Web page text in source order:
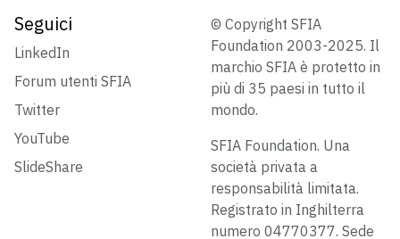
Seguici
LinkedIn
Forum utenti SFIA
Twitter
YouTube
SlideShare
© Copyright SFIA
Foundation 2003-2025. Il
marchio SFIA è protetto in
più di 35 paesi in tutto il
mondo.
SFIA Foundation. Una
società privata a
responsabilità limitata.
Registrato in Inghilterra
numero 04770377. Sede